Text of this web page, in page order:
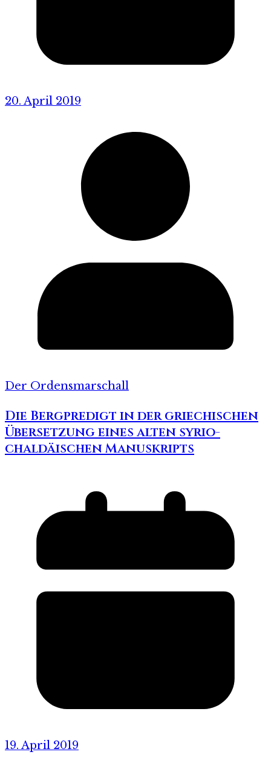
20. April 2019
Der Ordensmarschall
Die Bergpredigt in der griechischen
Übersetzung eines alten syrio-
chaldäischen Manuskripts
19. April 2019